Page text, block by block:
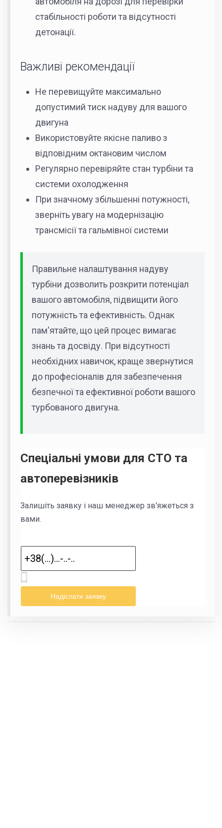
стабільності роботи та відсутності
детонації.
Важливі рекомендації
Не перевищуйте максимально
допустимий тиск надуву для вашого
двигуна
Використовуйте якісне паливо з
відповідним октановим числом
Регулярно перевіряйте стан турбіни та
системи охолодження
При значному збільшенні потужності,
зверніть увагу на модернізацію
трансмісії та гальмівної системи
Правильне налаштування надуву
турбіни дозволить розкрити потенціал
вашого автомобіля, підвищити його
потужність та ефективність. Однак
пам'ятайте, що цей процес вимагає
знань та досвіду. При відсутності
необхідних навичок, краще звернутися
до професіоналів для забезпечення
безпечної та ефективної роботи вашого
турбованого двигуна.
Спеціальні умови для СТО та
автоперевізників
Залишіть заявку і наш менеджер зв'яжеться з
вами.